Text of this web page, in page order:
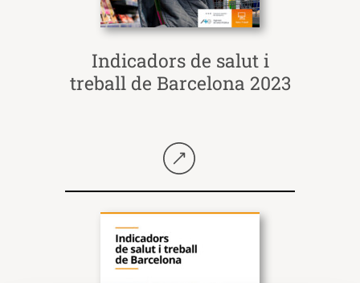
Indicadors de salut i
treball de Barcelona 2023